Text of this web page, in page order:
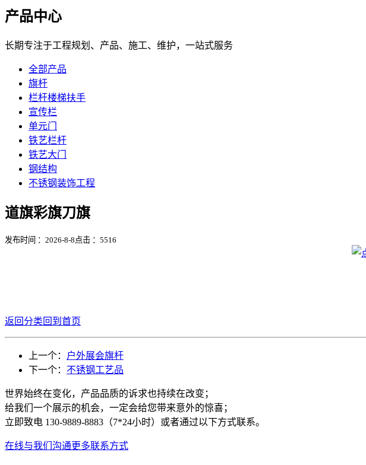
产品中心
长期专注于工程规划、产品、施工、维护，一站式服务
全部产品
旗杆
栏杆楼梯扶手
宣传栏
单元门
铁艺栏杆
铁艺大门
钢结构
不锈钢装饰工程
道旗彩旗刀旗
发布时间 ：2026-8-8 点击 ： 5516
返回分类回到首页
上一个：
户外展会旗杆
下一个： 不锈钢工艺品
世界始终在变化，产品品质的诉求也持续在改变；
给我们一个展示的机会，一定会给您带来意外的惊喜；
立即致电 130-9889-8883（7*24小时）或者通过以下方式联系。
在线与我们沟通更多联系方式